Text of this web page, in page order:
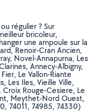
régulier ? Sur
bricoleur,
une ampoule sur la
Renoir-Cran Ancien,
Novel-Annapurna, Les
Annecy-Albigny,
Le Vallon-Riante
Les Iles, Vieille Ville,
Rouge-Cesiere, Le
Meythet-Nord Ouest,
74011, 74985, 74330)